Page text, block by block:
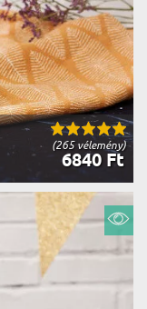
(265 vélemény)
6840 Ft